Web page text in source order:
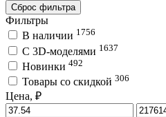
Сброс фильтра
Фильтры
В наличии 1756
C 3D-моделями 1637
Новинки 492
Товары со скидкой 306
Цена, ₽